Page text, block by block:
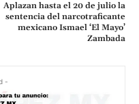
Aplazan hasta el 20 de julio la
sentencia del narcotraficante
mexicano Ismael ‘El Mayo’
Zambada
-